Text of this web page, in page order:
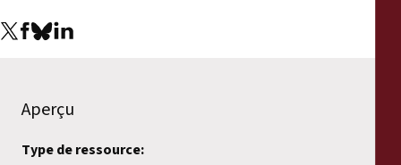
Aperçu
Type de ressource: